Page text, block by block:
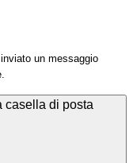
un messaggio
casella di posta